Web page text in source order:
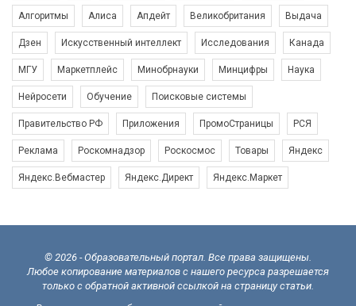
Алгоритмы Алиса Апдейт Великобритания Выдача
Дзен Искусственный интеллект Исследования Канада
МГУ Маркетплейс Минобрнауки Минцифры Наука
Нейросети Обучение Поисковые системы
Правительство РФ Приложения ПромоСтраницы РСЯ
Реклама Роскомнадзор Роскосмос Товары Яндекс
Яндекс.Вебмастер Яндекс.Директ Яндекс.Маркет
© 2026 - Образовательный портал. Все права защищены.
Любое копирование материалов с нашего ресурса разрешается
только с обратной активной ссылкой на страницу статьи.